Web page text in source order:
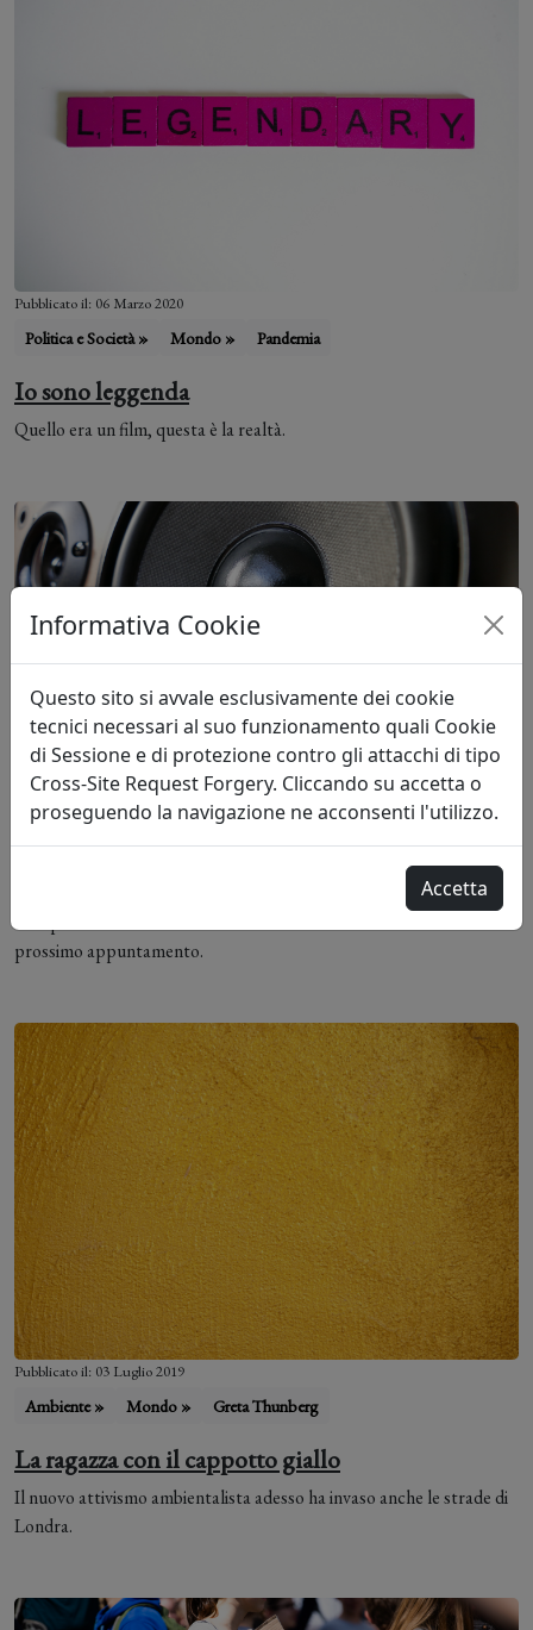
Pubblicato il: 06 Marzo 2020
Politica e Società » Mondo » Pandemia
Io sono leggenda
Quello era un film, questa è la realtà.
Pubblicato il: 19 Dicembre 2019
Ambiente » COP25
La diplomazia internazionale del clima è in stallo. Si attende il
prossimo appuntamento.
Pubblicato il: 03 Luglio 2019
Ambiente » Mondo » Greta Thunberg
La ragazza con il cappotto giallo
Il nuovo attivismo ambientalista adesso ha invaso anche le strade di
Londra.